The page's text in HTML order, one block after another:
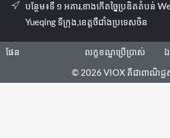
បន្ថែម៖ទី ១ អគារ,ខាងកើតច្នៃប្រឌិតតំបន់
Yueqing ទីក្រុង,ខេត្តចឺជាំងប្រទេសចិន
ផែន លក្ខខណ្ឌប្រើប្រាស់
© 2026 VIOX គឺជាពាណិជ្